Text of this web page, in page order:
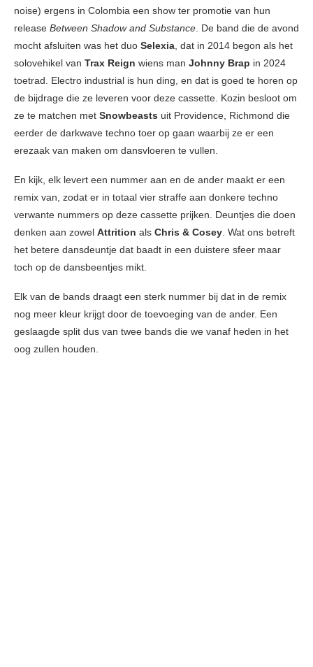
noise) ergens in Colombia een show ter promotie van hun
release Between Shadow and Substance. De band die de avond
mocht afsluiten was het duo Selexia, dat in 2014 begon als het
solovehikel van Trax Reign wiens man Johnny Brap in 2024
toetrad. Electro industrial is hun ding, en dat is goed te horen op
de bijdrage die ze leveren voor deze cassette. Kozin besloot om
ze te matchen met Snowbeasts uit Providence, Richmond die
eerder de darkwave techno toer op gaan waarbij ze er een
erezaak van maken om dansvloeren te vullen.
En kijk, elk levert een nummer aan en de ander maakt er een
remix van, zodat er in totaal vier straffe aan donkere techno
verwante nummers op deze cassette prijken. Deuntjes die doen
denken aan zowel Attrition als Chris & Cosey. Wat ons betreft
het betere dansdeuntje dat baadt in een duistere sfeer maar
toch op de dansbeentjes mikt.
Elk van de bands draagt een sterk nummer bij dat in de remix
nog meer kleur krijgt door de toevoeging van de ander. Een
geslaagde split dus van twee bands die we vanaf heden in het
oog zullen houden.